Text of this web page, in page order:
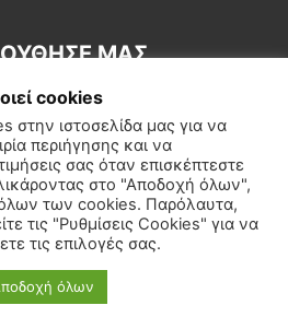
ΜΑΣ
Πολιτική Διεθνή Κοινωνία
Αφιερώματα
της Αριστεράς
cookies
στην ιστοσελίδα μας για να
περιήγησης και να
σας όταν επισκέπτεστε
στο "Αποδοχή όλων",
όλων των cookies. Παρόλαυτα,
τις "Ρυθμίσεις Cookies" για να
τις επιλογές σας.
όλων